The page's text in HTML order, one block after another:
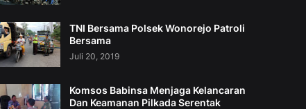
TNI Bersama Polsek Wonorejo Patroli
Bersama
Juli 20, 2019
Komsos Babinsa Menjaga Kelancaran
Dan Keamanan Pilkada Serentak